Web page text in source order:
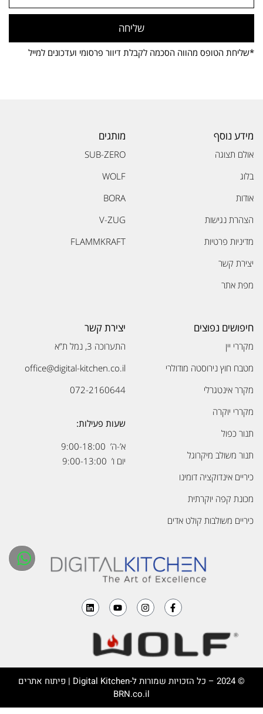
שליחה
*שליחת הטופס מהווה הסכמה לקבלת דיוור פרסומי ועדכונים למייל
מידע נוסף
אולם תצוגה
בלוג
אודות
הצהרת נגישות
מדיניות פרטיות
יצירת קשר
מפת אתר
מותגים
SUB-ZERO
WOLF
BORA
V-ZUG
FLAMMKRAFT
חיפושים נפוצים
מקררי יין
מטבח חוץ נירוסטה מודולרי
מקרר אינטגרלי
מקררי יוקרה
תנור כפול
תנור משולב מיקרוגל
כיריים אינדוקציה דומינו
מכונת קפה יוקרתית
כיריים משולבות קולט אדים
יצירת קשר
התערוכה 3, נמל ת”א
office@digital-kitchen.co.il
072-2160644
שעות פעילות:
א’-ה’ 9:00-18:00
יום ו’ 9:00-13:00
© 2024 – כל הזכויות שמורות ל- Digital Kitchen | פיתוח אתרים
BRN.co.il